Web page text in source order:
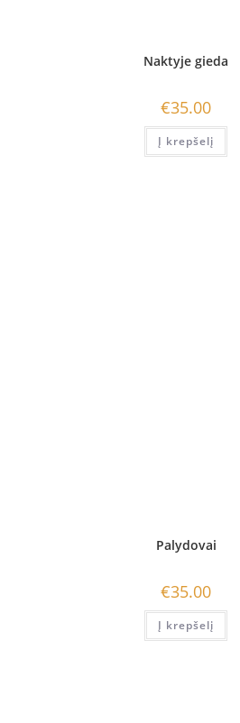
Naktyje gieda
€35.00
Į krepšelį
Palydovai
€35.00
Į krepšelį